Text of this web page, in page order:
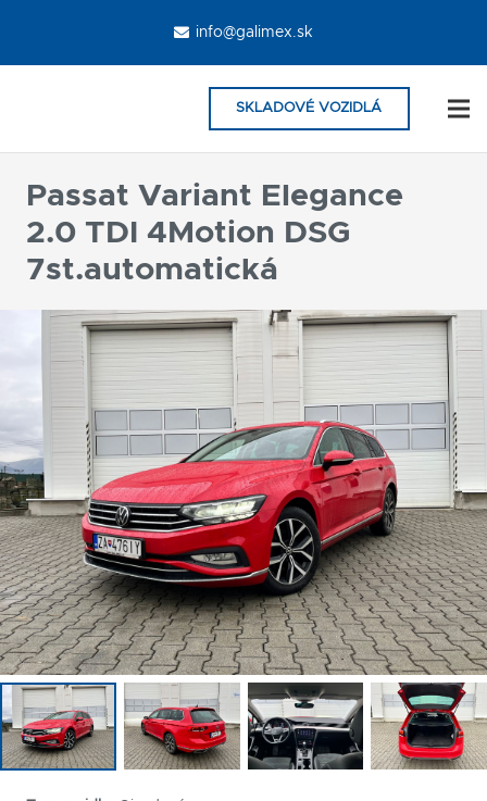
info@galimex.sk
SKLADOVÉ VOZIDLÁ
Passat Variant Elegance
2.0 TDI 4Motion DSG
7st.automatická